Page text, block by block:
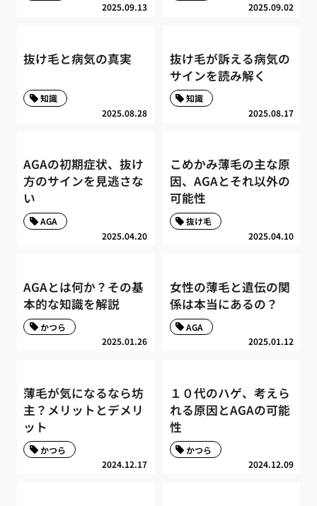
2025.09.13 2025.09.02
抜け毛と病気の真実
2025.08.28
知識
抜け毛が訴える病気の
サインを読み解く
2025.08.17
知識
AGAの初期症状、抜け
方のサインを見逃さな
い
2025.04.20
AGA
こめかみ薄毛の主な原
因、AGAとそれ以外の
可能性
2025.04.10
抜け毛
AGAとは何か？その基
本的な知識を解説
2025.01.26
かつら
女性の薄毛と遺伝の関
係は本当にあるの？
2025.01.12
AGA
薄毛が気になるなら坊
主？メリットとデメリ
ット
2024.12.17
かつら
１０代のハゲ、考えら
れる原因とAGAの可能
性
2024.12.09
かつら